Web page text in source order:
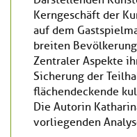
Kerngeschäft der
auf dem
breiten
Zentraler Aspekte
Sicherung der
flächendeckende
Die Autorin
vorliegenden